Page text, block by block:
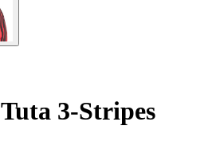
Tuta 3-Stripes